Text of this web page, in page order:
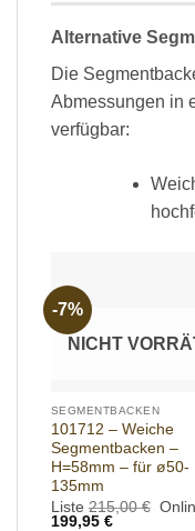
Alternative
Die
Abmessungen in
verfügbar:
-7%
NICHT
SEGMENTBACKEN
101712 – Weiche
Segmentbacken –
H=58mm – für ø50-
135mm
Liste 215,00€
199,95 €Aktueller